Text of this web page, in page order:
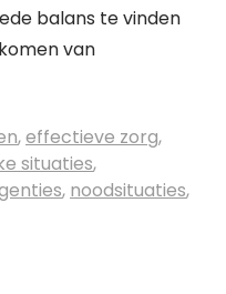
balans te vinden
van
,effectieve zorg,
situaties,
, noodsituaties,